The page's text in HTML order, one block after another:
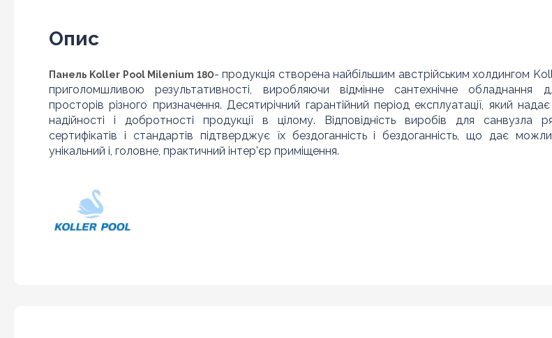
Опис
Панель Koller Pool Milenium 180- продукція створена найбільшим австрійським холдингом
приголомшливою результативності, виробляючи відмінне сантехнічне обладнання
просторів різного призначення. Десятирічний гарантійний період експлуатації, який
надійності і добротності продукції в цілому. Відповідність виробів для санвузла
сертифікатів і стандартів підтверджує їх бездоганність і бездоганність, що дає
унікальний і, головне, практичний інтер'єр приміщення.